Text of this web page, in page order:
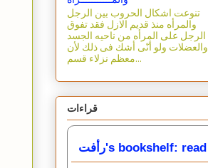
تنوعت اشكال الحروب بين الرجل
والمرأه منذ قديم الازل فقد تفوق
الرجل على المرأه من ناحيه الجسد
والعضلات ولو أنّى أشك فى ذلك لأن
معظم نزلاء قسم...
قراءات
رأفت's bookshelf: read